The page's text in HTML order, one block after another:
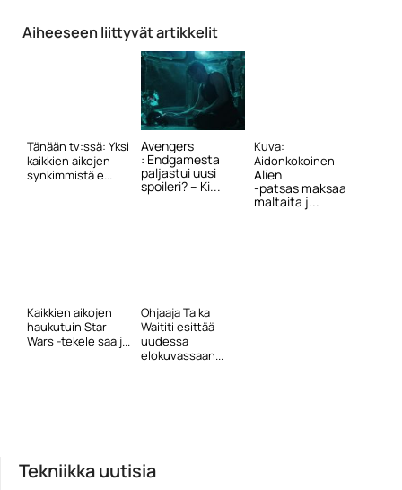
Aiheeseen liittyvät artikkelit
Tänään tv:ssä: Yksi
kaikkien aikojen
synkimmistä e...
Avengers
: Endgamesta
paljastui uusi
spoileri? – Ki...
Kuva:
Aidonkokoinen
Alien
-patsas maksaa
maltaita j...
Kaikkien aikojen
haukutuin Star
Wars -tekele saa j...
Ohjaaja Taika
Waititi esittää
uudessa
elokuvassaan...
Tekniikka uutisia